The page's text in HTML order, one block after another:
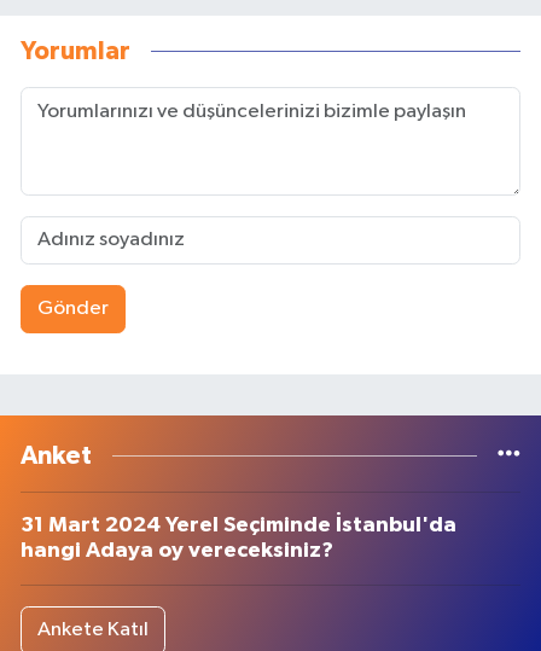
Yorumlar
Gönder
Anket
31 Mart 2024 Yerel Seçiminde İstanbul'da
hangi Adaya oy vereceksiniz?
Ankete Katıl